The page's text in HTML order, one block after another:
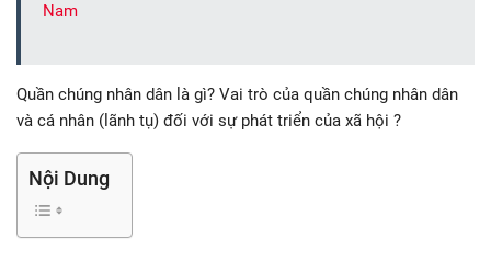
Nam
Quần chúng nhân dân là gì? Vai trò của quần chúng nhân dân
và cá nhân (lãnh tụ) đối với sự phát triển của xã hội ?
Nội Dung